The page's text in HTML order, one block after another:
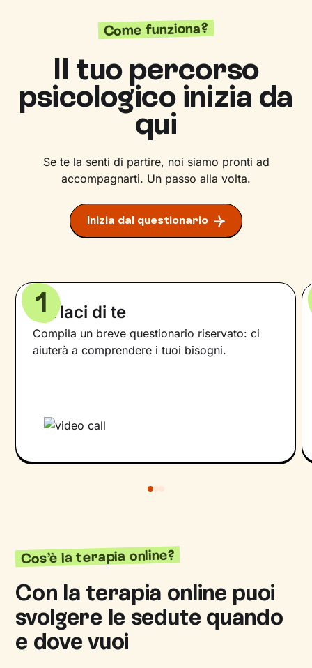
Come funziona?
Il tuo percorso
psicologico inizia da
qui
Se te la senti di partire, noi siamo pronti ad
accompagnarti. Un passo alla volta.
Inizia dal questionario
Parlaci di te
Compila un breve questionario riservato: ci
aiuterà a comprendere i tuoi bisogni.
1
Cos’è la terapia online?
Con la terapia online puoi
svolgere le sedute quando
e dove vuoi